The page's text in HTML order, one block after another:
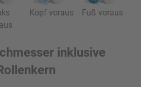
Kopf voraus Fuß voraus
inklusive